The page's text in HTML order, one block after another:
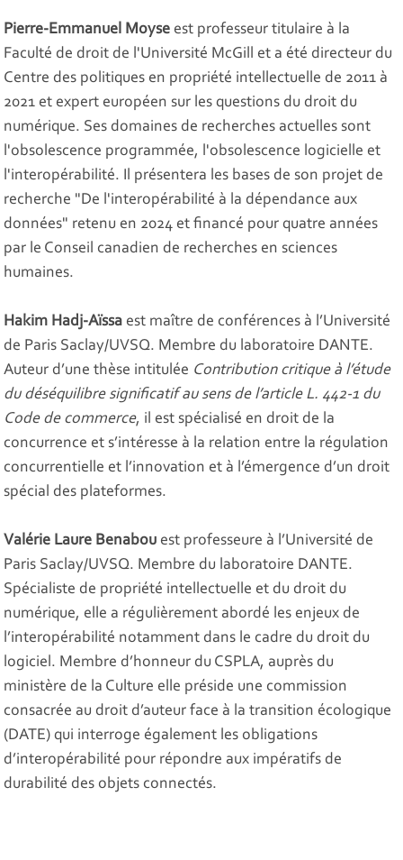
Pierre-Emmanuel Moyse est professeur titulaire à la
Faculté de droit de l'Université McGill et a été directeur du
Centre des politiques en propriété intellectuelle de 2011 à
2021 et expert européen sur les questions du droit du
numérique. Ses domaines de recherches actuelles sont
l'obsolescence programmée, l'obsolescence logicielle et
l'interopérabilité. Il présentera les bases de son projet de
recherche "De l'interopérabilité à la dépendance aux
données" retenu en 2024 et financé pour quatre années
par le Conseil canadien de recherches en sciences
humaines.
Hakim Hadj-Aïssa est maître de conférences à l’Université
de Paris Saclay/UVSQ. Membre du laboratoire DANTE.
Auteur d’une thèse intitulée Contribution critique à l’étude
du déséquilibre significatif au sens de l’article L. 442-1 du
Code de commerce, il est spécialisé en droit de la
concurrence et s’intéresse à la relation entre la régulation
concurrentielle et l’innovation et à l’émergence d’un droit
spécial des plateformes.
Valérie Laure Benabou est professeure à l’Université de
Paris Saclay/UVSQ. Membre du laboratoire DANTE.
Spécialiste de propriété intellectuelle et du droit du
numérique, elle a régulièrement abordé les enjeux de
l’interopérabilité notamment dans le cadre du droit du
logiciel. Membre d’honneur du CSPLA, auprès du
ministère de la Culture elle préside une commission
consacrée au droit d’auteur face à la transition écologique
(DATE) qui interroge également les obligations
d’interopérabilité pour répondre aux impératifs de
durabilité des objets connectés.